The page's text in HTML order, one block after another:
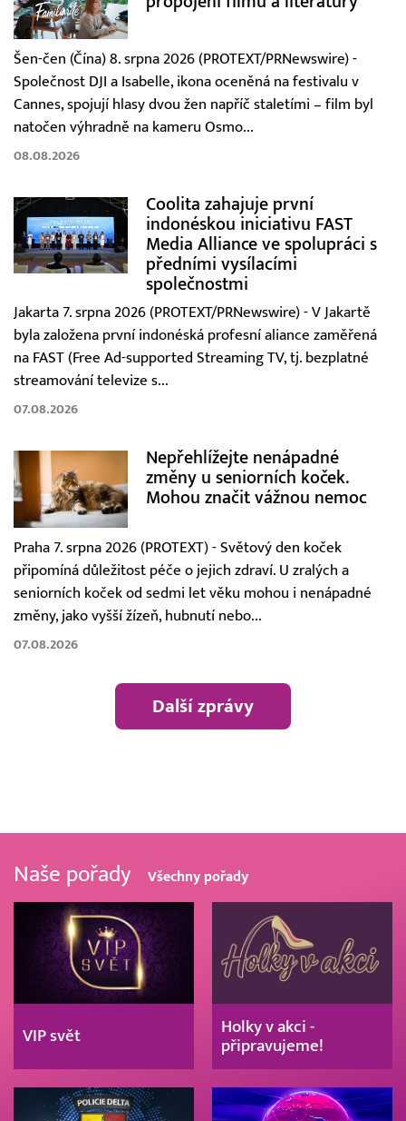
Šen-čen (Čína) 8. srpna 2026 (PROTEXT/PRNewswire) -
Společnost DJI a Isabelle, ikona oceněná na festivalu v
Cannes, spojují hlasy dvou žen napříč staletími – film byl
natočen výhradně na kameru Osmo...
08.08.2026
Coolita zahajuje první
indonéskou iniciativu FAST
Media Alliance ve spolupráci s
předními vysílacími
společnostmi
Jakarta 7. srpna 2026 (PROTEXT/PRNewswire) - V Jakartě
byla založena první indonéská profesní aliance zaměřená
na FAST (Free Ad-supported Streaming TV, tj. bezplatné
streamování televize s...
07.08.2026
Nepřehlížejte nenápadné
změny u seniorních koček.
Mohou značit vážnou nemoc
Praha 7. srpna 2026 (PROTEXT) - Světový den koček
připomíná důležitost péče o jejich zdraví. U zralých a
seniorních koček od sedmi let věku mohou i nenápadné
změny, jako vyšší žízeň, hubnutí nebo...
07.08.2026
Další zprávy
Naše pořady Všechny pořady
VIP svět
Holky v akci -
připravujeme!